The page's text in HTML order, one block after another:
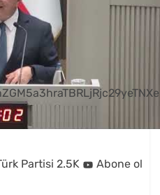
Partisi 2.5K Abone ol